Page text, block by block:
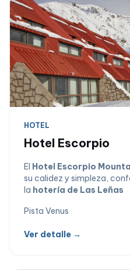
HOTEL
Hotel Escorpio
El Hotel Escorpio
su calidez y simpleza,
la hoterí­a de Las Leñas
Pista Venus
Ver detalle →